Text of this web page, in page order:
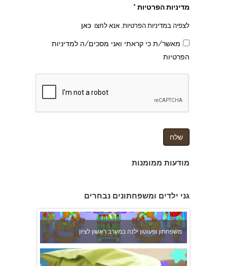
מדיניות הפרטיות *
לצפיה במדיניות הפרטיות, אנא לחצו כאן
מאשר/ת כי קראתי ואני מסכים/ה למדיניות
הפרטיות
מודעות ממומנות
גני ילדים ומשפחתונים נבחרים
משפחתון ופעוטון ילנה במערב ראשון לציון